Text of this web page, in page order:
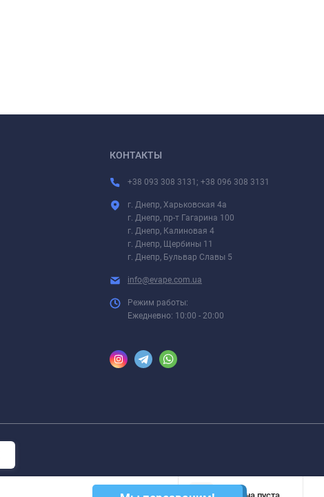
КОНТАКТЫ
+38 093 308 3131; +38 096 308 3131
г. Днепр, Харьковская 4а
г. Днепр, пр-т Гагарина 100
г. Днепр, Калиновая 4
г. Днепр, Щербины 11
г. Днепр, Бульвар Славы 5
info@evape.com.ua
Режим работы:
Ежедневно: 10:00 - 20:00
Корзина пуста